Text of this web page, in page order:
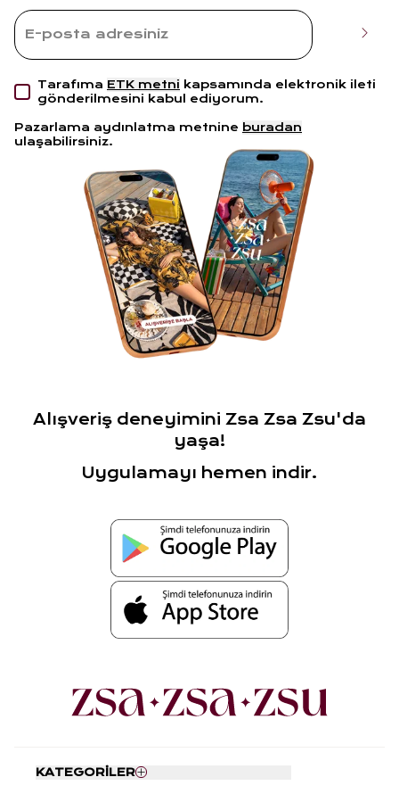
Tarafıma ETK metni kapsamında elektronik ileti
gönderilmesini kabul ediyorum.
Pazarlama aydınlatma metnine buradan
ulaşabilirsiniz.
Alışveriş deneyimini Zsa Zsa Zsu'da
yaşa!
Uygulamayı hemen indir.
KATEGORİLER